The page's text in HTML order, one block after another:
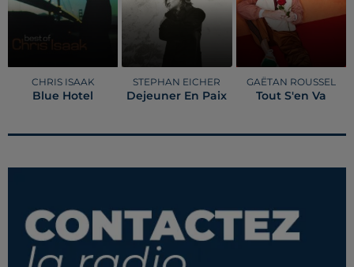
CHRIS ISAAK
Blue Hotel
STEPHAN EICHER
Dejeuner En Paix
GAËTAN ROUSSEL
Tout S'en Va